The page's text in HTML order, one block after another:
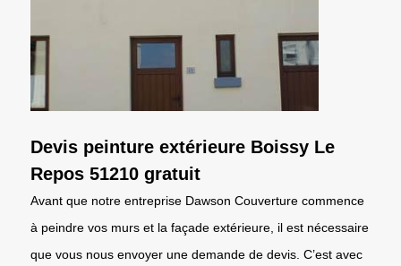
Devis peinture extérieure Boissy Le
Repos 51210 gratuit
Avant que notre entreprise Dawson Couverture commence
à peindre vos murs et la façade extérieure, il est nécessaire
que vous nous envoyer une demande de devis. C’est avec